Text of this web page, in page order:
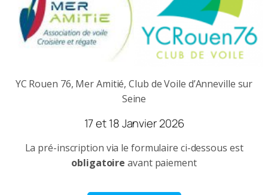
YC Rouen 76, Mer Amitié, Club de Voile d’Anneville sur
Seine
17 et 18 Janvier 2026
La pré-inscription via le formulaire ci-dessous est
obligatoire avant paiement